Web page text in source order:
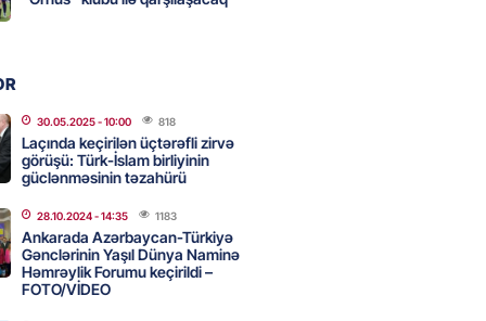
- 09:11 175
cərrahiyyə təhlükəsi:
Hospital”da sertifikatsız
30.05.2025- 10:00 818
Laçında keçirilən üçtərəfli zirvə
görüşü: Türk-İslam birliyinin
güclənməsinin təzahürü
28.10.2024- 14:35 1183
Ankarada Azərbaycan-Türkiyə
Gənclərinin Yaşıl Dünya Naminə
Həmrəylik Forumu keçirildi –
FOTO/VİDEO